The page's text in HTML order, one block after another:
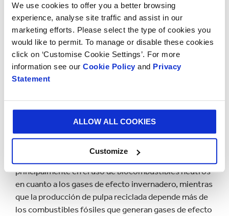
We use cookies to offer you a better browsing
experience, analyse site traffic and assist in our
marketing efforts. Please select the type of cookies you
would like to permit. To manage or disable these cookies
click on ‘Customise Cookie Settings’. For more
information see our Cookie Policy and Privacy
Statement
ALLOW ALL COOKIES
Customize
agua, energía y productos químicos, y al igual que las
fábricas de papel virgen, generan emisiones a la
atmósfera y al agua.Cuanto más tenga que
procesarse la fibra reciclada para su uso en nuevos
productos, mayor será la carga medioambiental en
relación con la fabricación de papel virgen.
vida de los dos procesos, vírgenes y reciclados, es
que ambos tienen sus ventajas y limitaciones
medioambientales. Por ejemplo, aunque la fabricación
proceso equivalente para la pulpa de reciclado, se basa
principalmente en el uso de biocombustibles neutros
en cuanto a los gases de efecto invernadero, mientras
que la producción de pulpa reciclada depende más de
los combustibles fósiles que generan gases de efecto